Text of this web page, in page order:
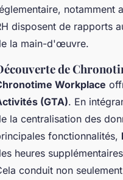
notamment
disposent de rapports
la main-d'œuvre.
de
Workplace
(GTA). En
la centralisation des
fonctionnalités,
heures
conduit non